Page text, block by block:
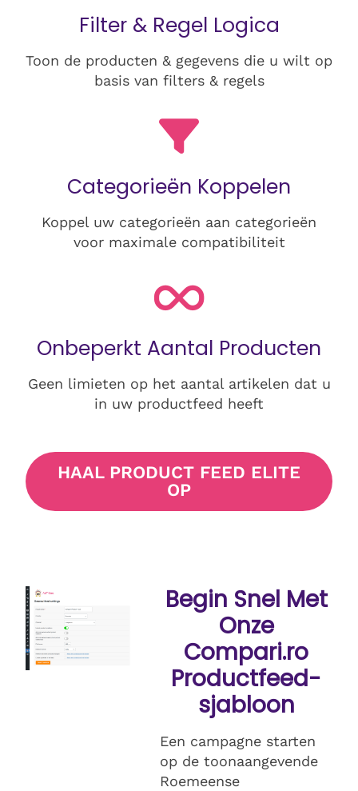
Filter & Regel Logica
Toon de producten & gegevens die u wilt op
basis van filters & regels
Categorieën Koppelen
Koppel uw categorieën aan categorieën
voor maximale compatibiliteit
Onbeperkt Aantal Producten
Geen limieten op het aantal artikelen dat u
in uw productfeed heeft
HAAL PRODUCT FEED ELITE
OP
Begin Snel Met
Onze
Compari.ro
Productfeed-
sjabloon
Een campagne starten
op de toonaangevende
Roemeense